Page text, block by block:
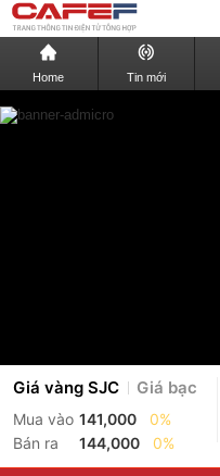
Home Tin mới
Giá vàng SJC Giá bạc
Mua vào 141,000
0%
Bán ra
144,000 0%